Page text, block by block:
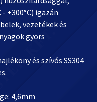
+300°C) igazán
vezetékek és
gyors
és szívós SS304
4,6mm